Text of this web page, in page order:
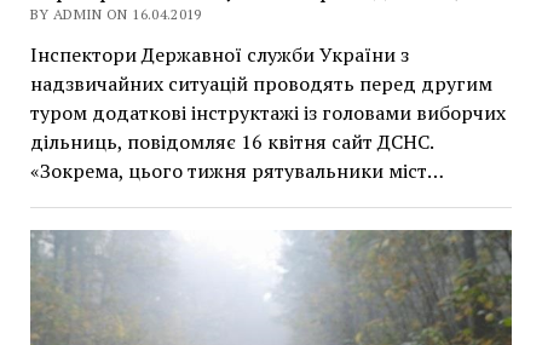
BY ADMIN ON 16.04.2019
Інспектори Державної служби України з
надзвичайних ситуацій проводять перед другим
туром додаткові інструктажі із головами виборчих
дільниць, повідомляє 16 квітня сайт ДСНС.
«Зокрема, цього тижня рятувальники міст…